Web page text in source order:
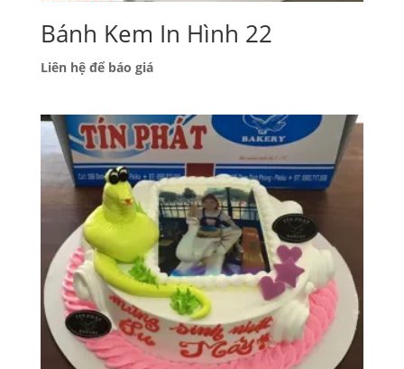
Bánh Kem In Hình 22
Liên hệ để báo giá